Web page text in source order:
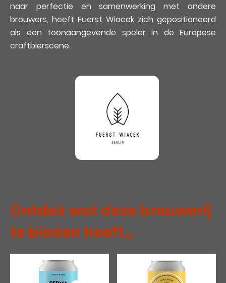
naar perfectie en samenwerking met andere
brouwers, heeft Fuerst Wiacek zich gepositioneerd
als een toonaangevende speler in de Europese
craftbierscene.
Ontdek wat deze brouwerij
te bieden heeft...